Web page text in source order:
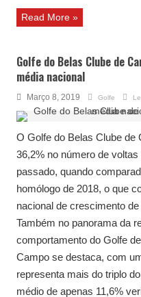
Read More »
Golfe do Belas Clube de
média nacional
Março 8, 2019 Golfe
O Golfe do Belas Clube de
36,2% no número de voltas
passado, quando
homólogo de 2018, o que
nacional de crescimento
Também no panorama da
comportamento do Golfe
Campo se destaca, com
representa mais do triplo
médio de apenas 11,6%